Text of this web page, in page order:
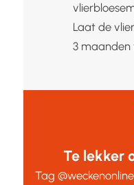
Laat de
3 maanden
Te lekker
Tag@weckenonline